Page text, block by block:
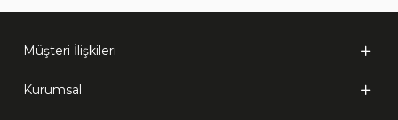
Müşteri İlişkileri
Kurumsal